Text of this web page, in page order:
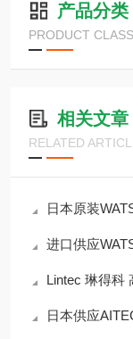
产品分类
PRODUCT
相关文章
RELATED
日本原装
进口供应
Lintec 琳得科
日本供应AITEC